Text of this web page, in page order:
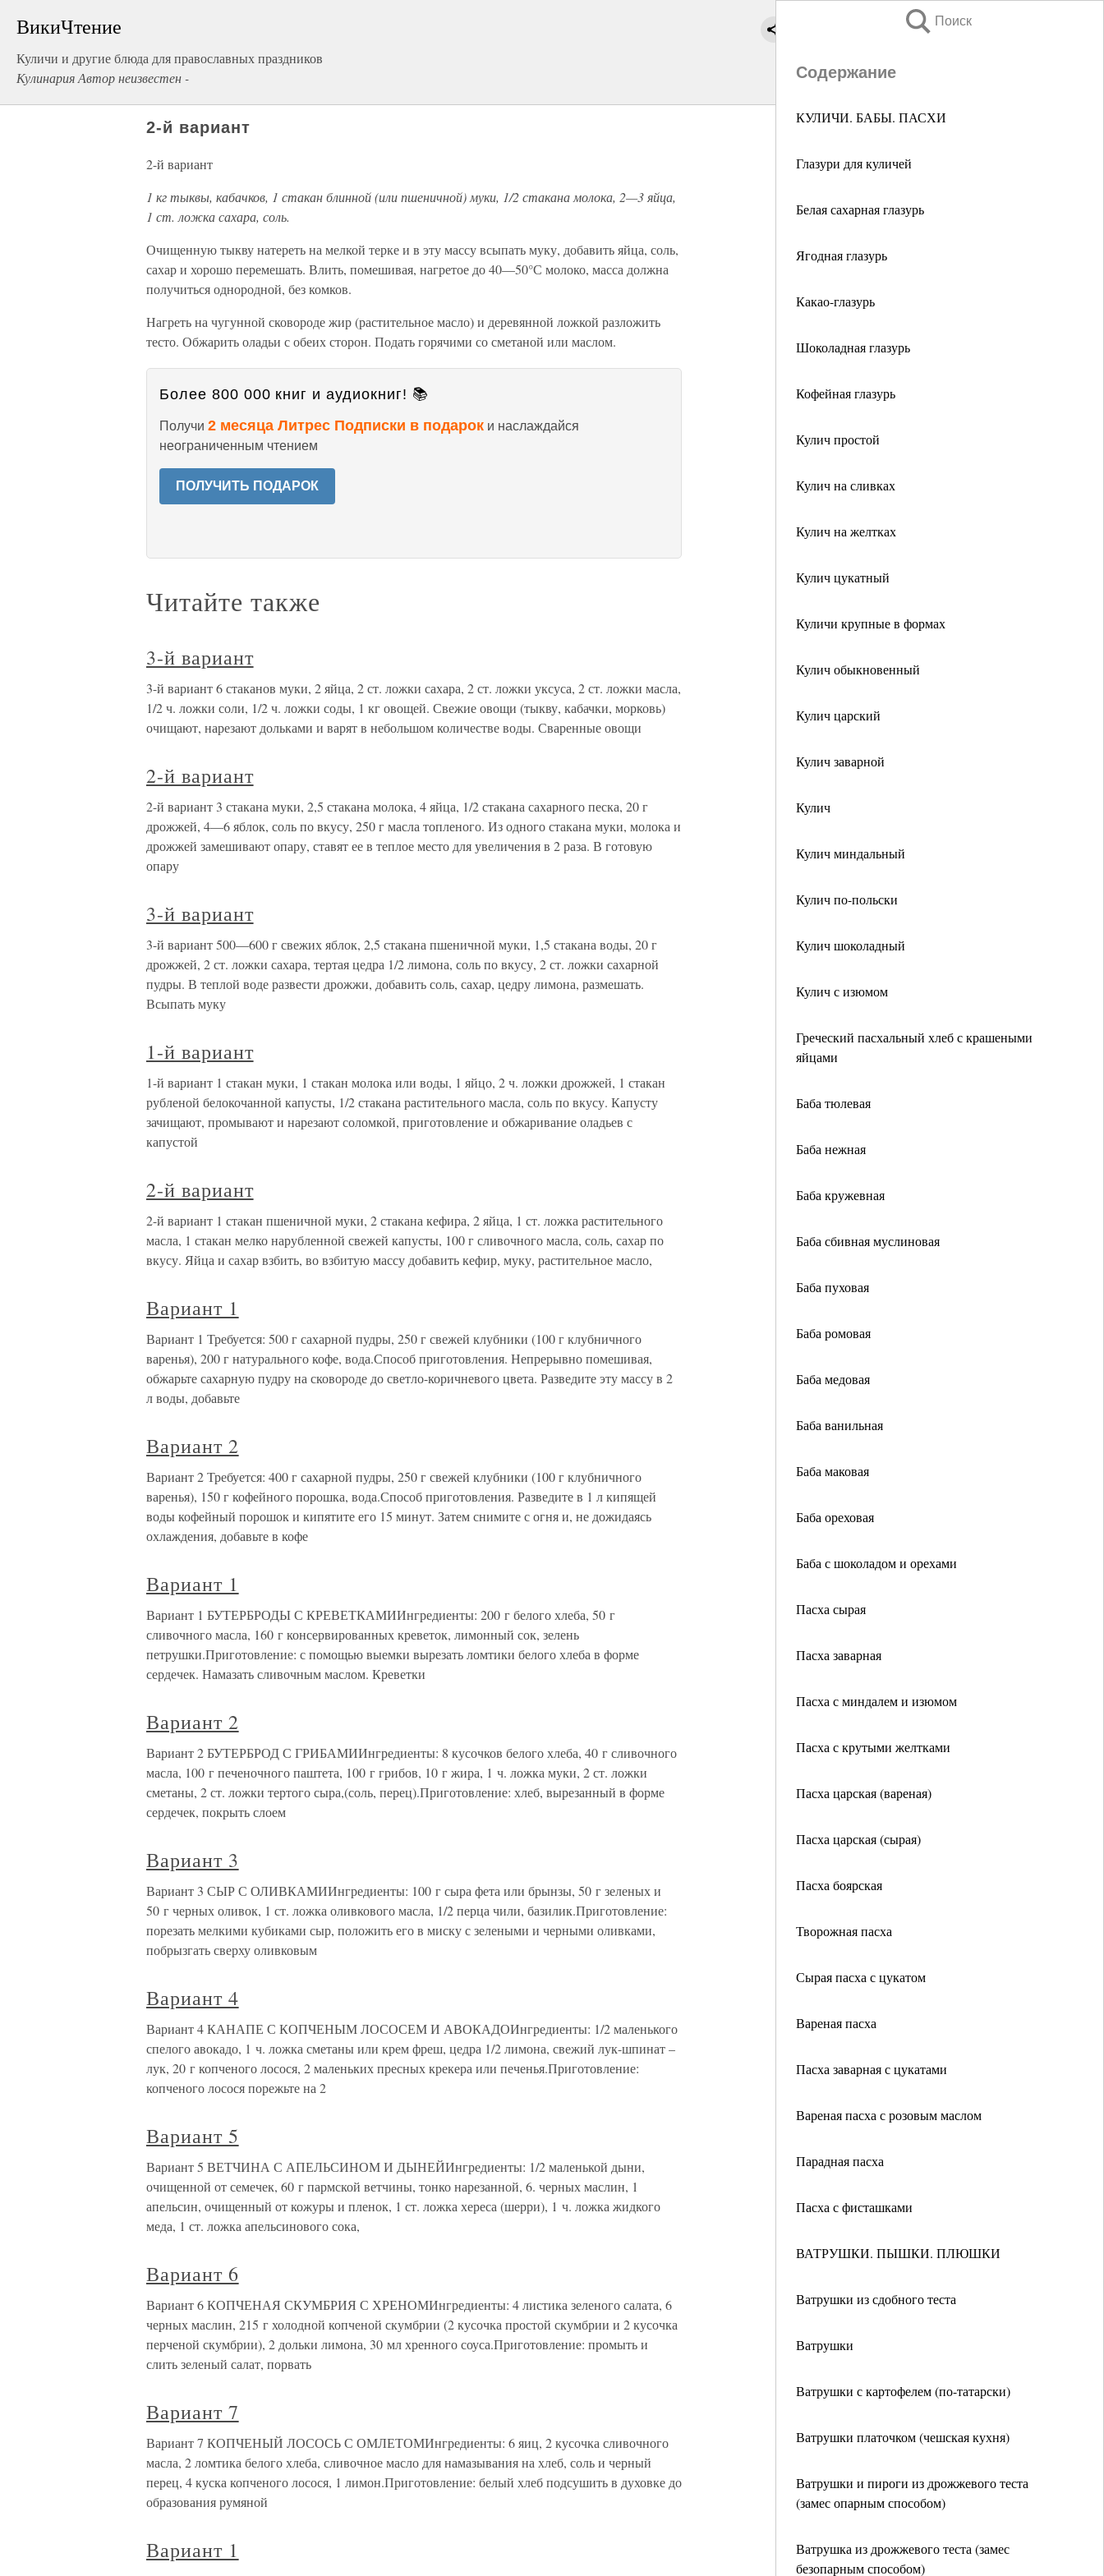
ВикиЧтение
Куличи и другие блюда для православных праздников
Кулинария Автор неизвестен -
Поиск
Содержание
КУЛИЧИ. БАБЫ. ПАСХИ
Глазури для куличей
Белая сахарная глазурь
Ягодная глазурь
Какао-глазурь
Шоколадная глазурь
Кофейная глазурь
Кулич простой
Кулич на сливках
Кулич на желтках
Кулич цукатный
Куличи крупные в формах
Кулич обыкновенный
Кулич царский
Кулич заварной
Кулич
Кулич миндальный
Кулич по-польски
Кулич шоколадный
Кулич с изюмом
Греческий пасхальный хлеб с крашеными
яйцами
Баба тюлевая
Баба нежная
Баба кружевная
Баба сбивная муслиновая
Баба пуховая
Баба ромовая
Баба медовая
Баба ванильная
Баба маковая
Баба ореховая
Баба с шоколадом и орехами
Пасха сырая
Пасха заварная
Пасха с миндалем и изюмом
Пасха с крутыми желтками
Пасха царская (вареная)
Пасха царская (сырая)
Пасха боярская
Творожная пасха
Сырая пасха с цукатом
Вареная пасха
Пасха заварная с цукатами
Вареная пасха с розовым маслом
Парадная пасха
Пасха с фисташками
ВАТРУШКИ. ПЫШКИ. ПЛЮШКИ
Ватрушки из сдобного теста
Ватрушки
Ватрушки с картофелем (по-татарски)
Ватрушки платочком (чешская кухня)
Ватрушки и пироги из дрожжевого теста
(замес опарным способом)
Ватрушка из дрожжевого теста (замес
безопарным способом)
2-й вариант
2-й вариант
1 кг тыквы, кабачков, 1 стакан блинной (или пшеничной) муки, 1/2 стакана молока, 2—3 яйца,
1 ст. ложка сахара, соль.
Очищенную тыкву натереть на мелкой терке и в эту массу всыпать муку, добавить яйца, соль,
сахар и хорошо перемешать. Влить, помешивая, нагретое до 40—50°С молоко, масса должна
получиться однородной, без комков.
Нагреть на чугунной сковороде жир (растительное масло) и деревянной ложкой разложить
тесто. Обжарить оладьи с обеих сторон. Подать горячими со сметаной или маслом.
Более 800 000 книг и аудиокниг! 📚
Получи 2 месяца Литрес Подписки в подарок и наслаждайся
неограниченным чтением
ПОЛУЧИТЬ ПОДАРОК
Читайте также
3-й вариант
3-й вариант 6 стаканов муки, 2 яйца, 2 ст. ложки сахара, 2 ст. ложки уксуса, 2 ст. ложки масла,
1/2 ч. ложки соли, 1/2 ч. ложки соды, 1 кг овощей. Свежие овощи (тыкву, кабачки, морковь)
очищают, нарезают дольками и варят в небольшом количестве воды. Сваренные овощи
2-й вариант
2-й вариант 3 стакана муки, 2,5 стакана молока, 4 яйца, 1/2 стакана сахарного песка, 20 г
дрожжей, 4—6 яблок, соль по вкусу, 250 г масла топленого. Из одного стакана муки, молока и
дрожжей замешивают опару, ставят ее в теплое место для увеличения в 2 раза. В готовую
опару
3-й вариант
3-й вариант 500—600 г свежих яблок, 2,5 стакана пшеничной муки, 1,5 стакана воды, 20 г
дрожжей, 2 ст. ложки сахара, тертая цедра 1/2 лимона, соль по вкусу, 2 ст. ложки сахарной
пудры. В теплой воде развести дрожжи, добавить соль, сахар, цедру лимона, размешать.
Всыпать муку
1-й вариант
1-й вариант 1 стакан муки, 1 стакан молока или воды, 1 яйцо, 2 ч. ложки дрожжей, 1 стакан
рубленой белокочанной капусты, 1/2 стакана растительного масла, соль по вкусу. Капусту
зачищают, промывают и нарезают соломкой, приготовление и обжаривание оладьев с
капустой
2-й вариант
2-й вариант 1 стакан пшеничной муки, 2 стакана кефира, 2 яйца, 1 ст. ложка растительного
масла, 1 стакан мелко нарубленной свежей капусты, 100 г сливочного масла, соль, сахар по
вкусу. Яйца и сахар взбить, во взбитую массу добавить кефир, муку, растительное масло,
Вариант 1
Вариант 1 Требуется: 500 г сахарной пудры, 250 г свежей клубники (100 г клубничного
варенья), 200 г натурального кофе, вода.Способ приготовления. Непрерывно помешивая,
обжарьте сахарную пудру на сковороде до светло-коричневого цвета. Разведите эту массу в 2
л воды, добавьте
Вариант 2
Вариант 2 Требуется: 400 г сахарной пудры, 250 г свежей клубники (100 г клубничного
варенья), 150 г кофейного порошка, вода.Способ приготовления. Разведите в 1 л кипящей
воды кофейный порошок и кипятите его 15 минут. Затем снимите с огня и, не дожидаясь
охлаждения, добавьте в кофе
Вариант 1
Вариант 1 БУТЕРБРОДЫ С КРЕВЕТКАМИИнгредиенты: 200 г белого хлеба, 50 г
сливочного масла, 160 г консервированных креветок, лимонный сок, зелень
петрушки.Приготовление: с помощью выемки вырезать ломтики белого хлеба в форме
сердечек. Намазать сливочным маслом. Креветки
Вариант 2
Вариант 2 БУТЕРБРОД С ГРИБАМИИнгредиенты: 8 кусочков белого хлеба, 40 г сливочного
масла, 100 г печеночного паштета, 100 г грибов, 10 г жира, 1 ч. ложка муки, 2 ст. ложки
сметаны, 2 ст. ложки тертого сыра,(соль, перец).Приготовление: хлеб, вырезанный в форме
сердечек, покрыть слоем
Вариант 3
Вариант 3 СЫР С ОЛИВКАМИИнгредиенты: 100 г сыра фета или брынзы, 50 г зеленых и
50 г черных оливок, 1 ст. ложка оливкового масла, 1/2 перца чили, базилик.Приготовление:
порезать мелкими кубиками сыр, положить его в миску с зелеными и черными оливками,
побрызгать сверху оливковым
Вариант 4
Вариант 4 КАНАПЕ С КОПЧЕНЫМ ЛОСОСЕМ И АВОКАДОИнгредиенты: 1/2 маленького
спелого авокадо, 1 ч. ложка сметаны или крем фреш, цедра 1/2 лимона, свежий лук-шпинат –
лук, 20 г копченого лосося, 2 маленьких пресных крекера или печенья.Приготовление:
копченого лосося порежьте на 2
Вариант 5
Вариант 5 ВЕТЧИНА С АПЕЛЬСИНОМ И ДЫНЕЙИнгредиенты: 1/2 маленькой дыни,
очищенной от семечек, 60 г пармской ветчины, тонко нарезанной, 6. черных маслин, 1
апельсин, очищенный от кожуры и пленок, 1 ст. ложка хереса (шерри), 1 ч. ложка жидкого
меда, 1 ст. ложка апельсинового сока,
Вариант 6
Вариант 6 КОПЧЕНАЯ СКУМБРИЯ С ХРЕНОМИнгредиенты: 4 листика зеленого салата, 6
черных маслин, 215 г холодной копченой скумбрии (2 кусочка простой скумбрии и 2 кусочка
перченой скумбрии), 2 дольки лимона, 30 мл хренного соуса.Приготовление: промыть и
слить зеленый салат, порвать
Вариант 7
Вариант 7 КОПЧЕНЫЙ ЛОСОСЬ С ОМЛЕТОМИнгредиенты: 6 яиц, 2 кусочка сливочного
масла, 2 ломтика белого хлеба, сливочное масло для намазывания на хлеб, соль и черный
перец, 4 куска копченого лосося, 1 лимон.Приготовление: белый хлеб подсушить в духовке до
образования румяной
Вариант 1